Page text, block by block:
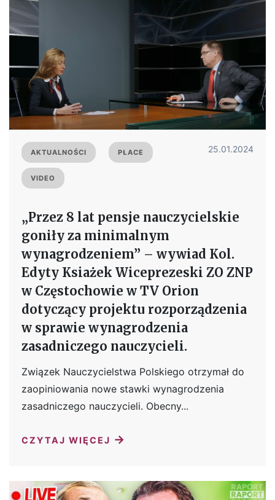
AKTUALNOŚCI PŁACE
VIDEO
25.01.2024
„Przez 8 lat pensje nauczycielskie
goniły za minimalnym
wynagrodzeniem” – wywiad Kol.
Edyty Ksiażek Wiceprezeski ZO ZNP
w Częstochowie w TV Orion
dotyczący projektu rozporządzenia
w sprawie wynagrodzenia
zasadniczego nauczycieli.
Związek Nauczycielstwa Polskiego otrzymał do
zaopiniowania nowe stawki wynagrodzenia
zasadniczego nauczycieli. Obecny...
CZYTAJ WIĘCEJ →